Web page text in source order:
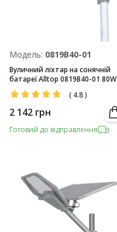
Модель: 0819В40-01
Вуличний ліхтар на сонячній
батареї Alltop 0819В40-01 80W
( 4.8)
2 142 грн
Готовий до відправлення